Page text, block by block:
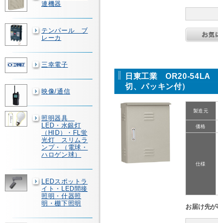
連機器
テンパール ブ
レーカ
三幸電子
映像/通信
照明器具
LED・水銀灯
（HID）・FL蛍
光灯 スリムラ
ンプ・（電球・
ハロゲン球）
LEDスポットラ
イト・LED間接
照明・什器照
明・棚下照明
日東工業 OR20-54LA
切、パッキン付）
製造元
価格
仕様
お届け先